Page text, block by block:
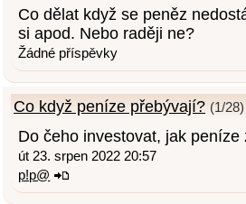
Co dělat když se peněz
si apod. Nebo raději ne?
Žádné příspěvky
Co když peníze přebývají? (1/28)
Do čeho investovat, jak peníze
út 23. srpen 2022 20:57
p!p@